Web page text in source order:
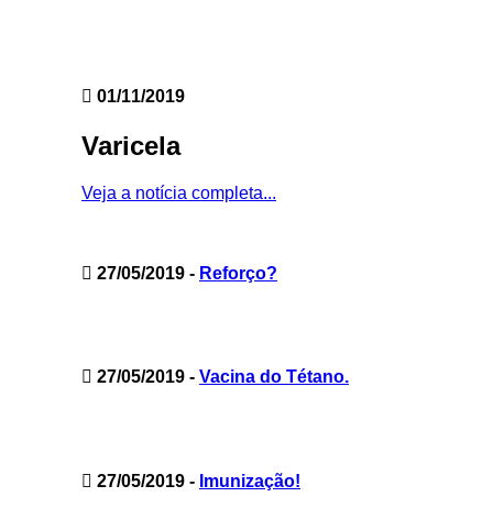
01/11/2019
Varicela
Veja a notícia completa...
27/05/2019 - Reforço?
27/05/2019 - Vacina do Tétano.
27/05/2019 - Imunização!